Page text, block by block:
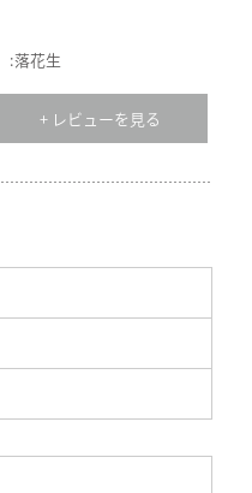
:落花生
+ レビューを見る